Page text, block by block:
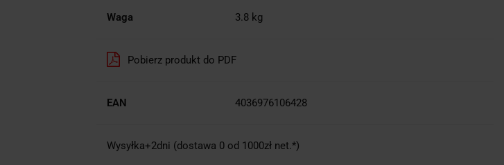
Waga 3.8 kg
Pobierz produkt do PDF
EAN 4036976106428
Wysyłka+2dni (dostawa 0 od 1000zł net.*)